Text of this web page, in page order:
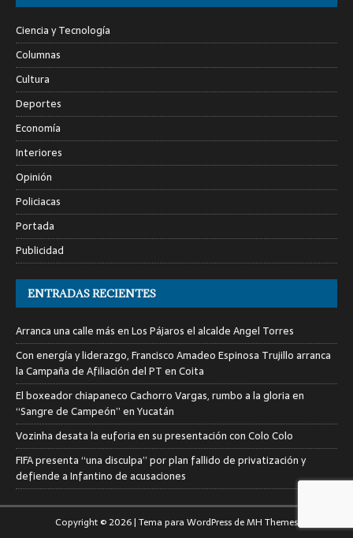
Ciencia y Tecnología
Columnas
Cultura
Deportes
Economía
Interiores
Opinión
Policiacas
Portada
Publicidad
ENTRADAS RECIENTES
Arranca una calle más en Los Pájaros el alcalde Angel Torres
Con energía y liderazgo, Francisco Amadeo Espinosa Trujillo arranca
la Campaña de Afiliación del PT en Coita
El boxeador chiapaneco Cachorro Vargas, rumbo a la gloria en
“Sangre de Campeón” en Yucatán
Vozinha desata la euforia en su presentación con Colo Colo
FIFA presenta “una disculpa” por plan fallido de privatización y
defiende a Infantino de acusaciones
Copyright © 2026 | Tema para WordPress deMH Themes